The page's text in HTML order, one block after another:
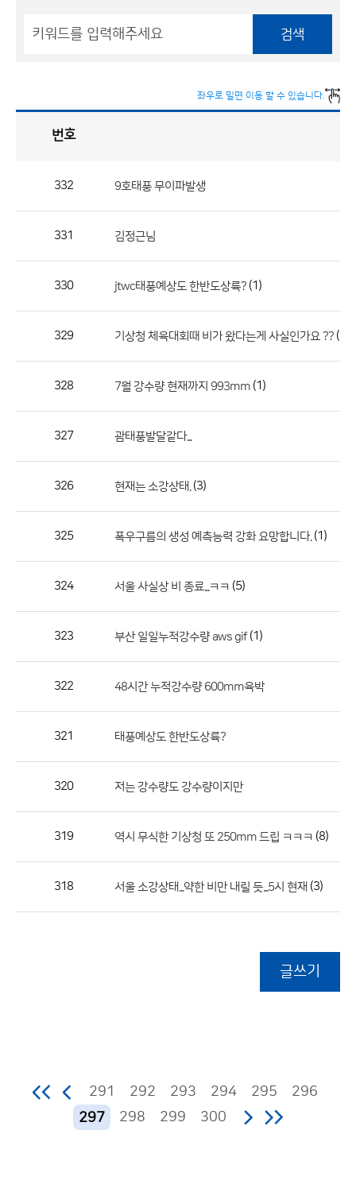
검색
좌우로 밀면 이동 할 수 있습니다.
론
호,
록
공
번호
332 9호태풍 무이파발생
331 김정근님
330 jtwc태풍예상도 한반도상륙? (1)
329 기상청 체육대회때 비가 왔다는게 사실인가요 ?? (1)
328 7월 강수량 현재까지 993mm (1)
327 괌태풍발달같다...
326 현재는 소강상태. (3)
325 폭우구름의 생성 예측능력 강화 요망합니다. (1)
324 서울 사실상 비 종료...ㅋㅋ (5)
323 부산 일일누적강수량 aws gif(1)
322 48시간 누적강수량 600mm육박
321 태풍예상도 한반도상륙?
320 저는 강수량도 강수량이지만
319 역시 무식한 기상청 또 250mm 드립 ㅋㅋㅋ (8)
318 서울 소강상태...약한 비만 내릴 듯...5시 현재 (3)
글쓰기
291 292 293 294 295
296
297
298 299 300